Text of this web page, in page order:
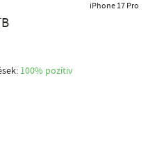
iPhone 17 Pro
100% pozítiv